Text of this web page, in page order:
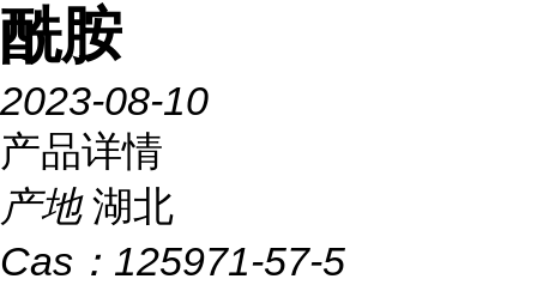
酰胺
2023-08-10
产品详情
产地 湖北
Cas： 125971-57-5